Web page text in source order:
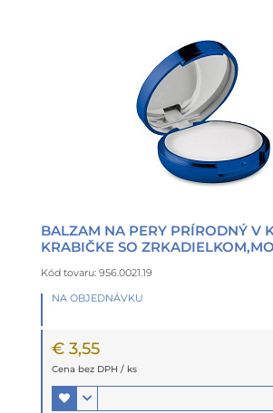
BALZAM NA PERY PRÍRODNÝ V
KRABIČKE SO
Kód tovaru: 956.0021.19
NA OBJEDNÁVKU
€ 3,55
Cena bez DPH / ks